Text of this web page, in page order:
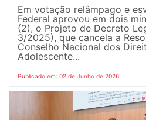
Em votação relâmpago e
Federal aprovou em dois
(2), o Projeto de Decreto
3/2025), que cancela a
Conselho Nacional dos
Adolescente...
Publicado em: 02 de Junho de 2026